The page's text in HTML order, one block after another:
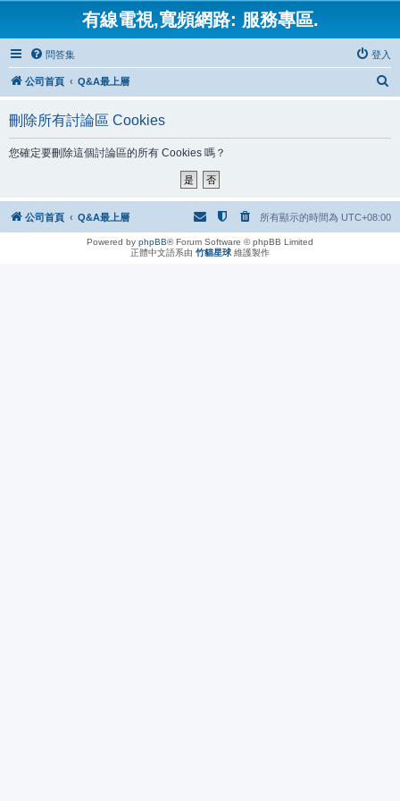
有線電視,寬頻網路: 服務專區.
問答集 登入
公司首頁 Q&A最上層
刪除所有討論區 Cookies
您確定要刪除這個討論區的所有 Cookies 嗎？
公司首頁 Q&A最上層 所有顯示的時間為 UTC+08:00
Powered by phpBB® Forum Software © phpBB Limited
正體中文語系由 竹貓星球 維護製作